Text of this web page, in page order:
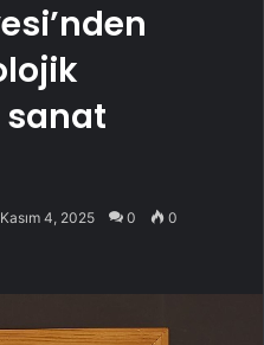
sanat
Kasım 4, 2025 0 0